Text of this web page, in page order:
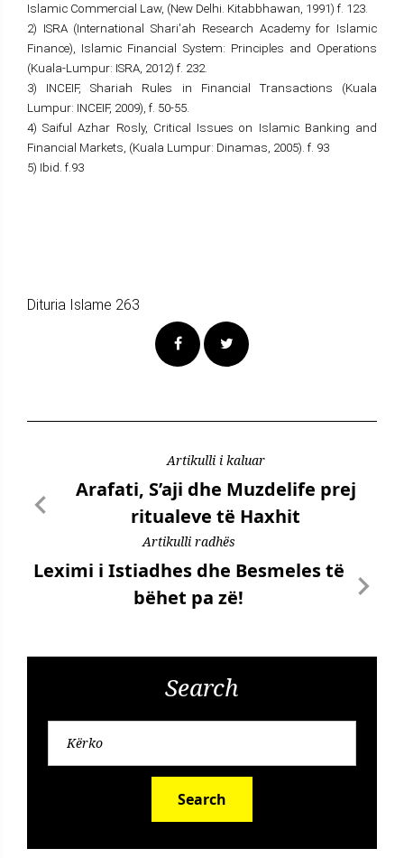
Islamic Commercial Law, (New Delhi. Kitabbhawan, 1991) f. 123.
2) ISRA (International Shari'ah Research Academy for Islamic
Finance), Islamic Financial System: Principles and Operations
(Kuala-Lumpur: ISRA, 2012) f. 232.
3) INCEIF, Shariah Rules in Financial Transactions (Kuala
Lumpur: INCEIF, 2009), f. 50-55.
4) Saiful Azhar Rosly, Critical Issues on Islamic Banking and
Financial Markets, (Kuala Lumpur: Dinamas, 2005). f. 93
5) Ibid. f.93
Dituria Islame 263
Artikulli i kaluar
Arafati, S’aji dhe Muzdelife prej
ritualeve të Haxhit
Artikulli radhës
Leximi i Istiadhes dhe Besmeles të
bëhet pa zë!
Search
Search